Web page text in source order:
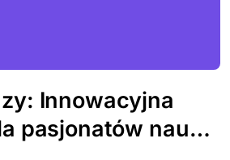
Innowacyjna
pasjonatów nauki i